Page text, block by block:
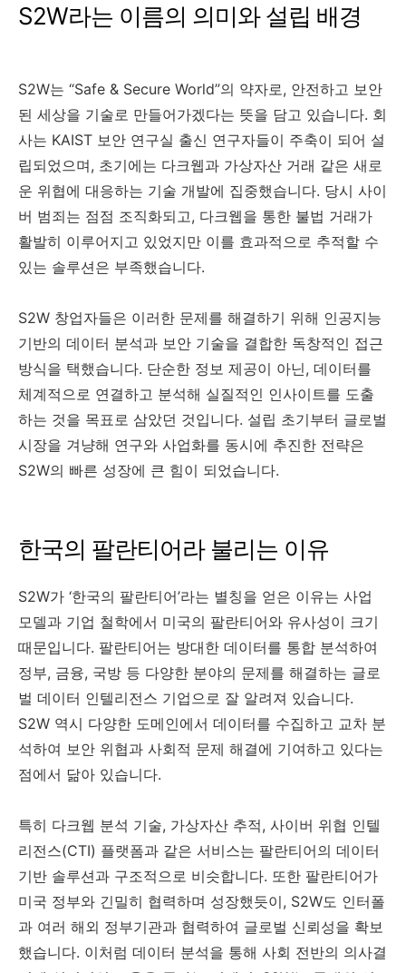
S2W라는 이름의 의미와 설립 배경
S2W는 “Safe & Secure World”의 약자로, 안전하고 보안
된 세상을 기술로 만들어가겠다는 뜻을 담고 있습니다. 회
사는 KAIST 보안 연구실 출신 연구자들이 주축이 되어 설
립되었으며, 초기에는 다크웹과 가상자산 거래 같은 새로
운 위협에 대응하는 기술 개발에 집중했습니다. 당시 사이
버 범죄는 점점 조직화되고, 다크웹을 통한 불법 거래가
활발히 이루어지고 있었지만 이를 효과적으로 추적할 수
있는 솔루션은 부족했습니다.
S2W 창업자들은 이러한 문제를 해결하기 위해 인공지능
기반의 데이터 분석과 보안 기술을 결합한 독창적인 접근
방식을 택했습니다. 단순한 정보 제공이 아닌, 데이터를
체계적으로 연결하고 분석해 실질적인 인사이트를 도출
하는 것을 목표로 삼았던 것입니다. 설립 초기부터 글로벌
시장을 겨냥해 연구와 사업화를 동시에 추진한 전략은
S2W의 빠른 성장에 큰 힘이 되었습니다.
한국의 팔란티어라 불리는 이유
S2W가 ‘한국의 팔란티어’라는 별칭을 얻은 이유는 사업
모델과 기업 철학에서 미국의 팔란티어와 유사성이 크기
때문입니다. 팔란티어는 방대한 데이터를 통합 분석하여
정부, 금융, 국방 등 다양한 분야의 문제를 해결하는 글로
벌 데이터 인텔리전스 기업으로 잘 알려져 있습니다.
S2W 역시 다양한 도메인에서 데이터를 수집하고 교차 분
석하여 보안 위협과 사회적 문제 해결에 기여하고 있다는
점에서 닮아 있습니다.
특히 다크웹 분석 기술, 가상자산 추적, 사이버 위협 인텔
리전스(CTI) 플랫폼과 같은 서비스는 팔란티어의 데이터
기반 솔루션과 구조적으로 비슷합니다. 또한 팔란티어가
미국 정부와 긴밀히 협력하며 성장했듯이, S2W도 인터폴
과 여러 해외 정부기관과 협력하여 글로벌 신뢰성을 확보
했습니다. 이처럼 데이터 분석을 통해 사회 전반의 의사결